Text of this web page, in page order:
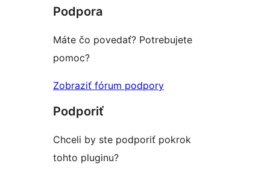
Podpora
Máte čo povedať? Potrebujete
pomoc?
Zobraziť fórum podpory
Podporiť
Chceli by ste podporiť pokrok
tohto pluginu?